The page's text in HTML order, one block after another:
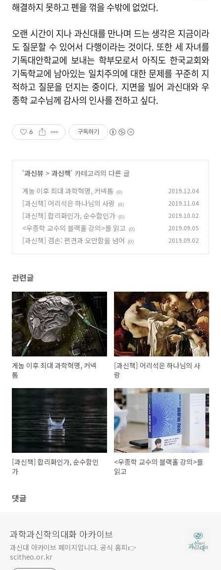
해결하지 못하고 펜을 꺾을 수밖에 없었다.
오랜 시간이 지나 과신대를 만나며 드는 생각은 지금이라
도 질문할 수 있어서 다행이라는 것이다. 또한 세 자녀를
기독대안학교에 보내는 학부모로서 아직도 한국교회와
기독학교에 남아있는 일치주의에 대한 문제를 꾸준히 지
적하고 질문을 던지는 중이다. 지면을 빌어 과신대와 우
종학 교수님께 감사의 인사를 전하고 싶다.
6 구독하기
'과신뷰 > 과신책' 카테고리의 다른 글
게놈 이후 최대 과학혁명, 커넥톰
(0) 2019.12.04
[과신책] 어리석은 하나님의 사랑 (0) 2019.11.04
[과신책] 합리화인가, 순수함인가 (0) 2019.10.02
<우종학 교수의 블랙홀 강의>를 읽고 (0) 2019.09.05
[과신책] 겸손: 편견과 오만함을 넘어 (0) 2019.09.02
관련글
게놈 이후 최대 과학혁명, 커넥
톰
[과신책] 어리석은 하나님의 사
랑
[과신책] 합리화인가, 순수함인
가
<우종학 교수의 블랙홀 강의>를
읽고
댓글
과학과신학의대화 아카이브
과신대 아카이브 페이지입니다. 공식 홈피👉
scitheo.or.kr